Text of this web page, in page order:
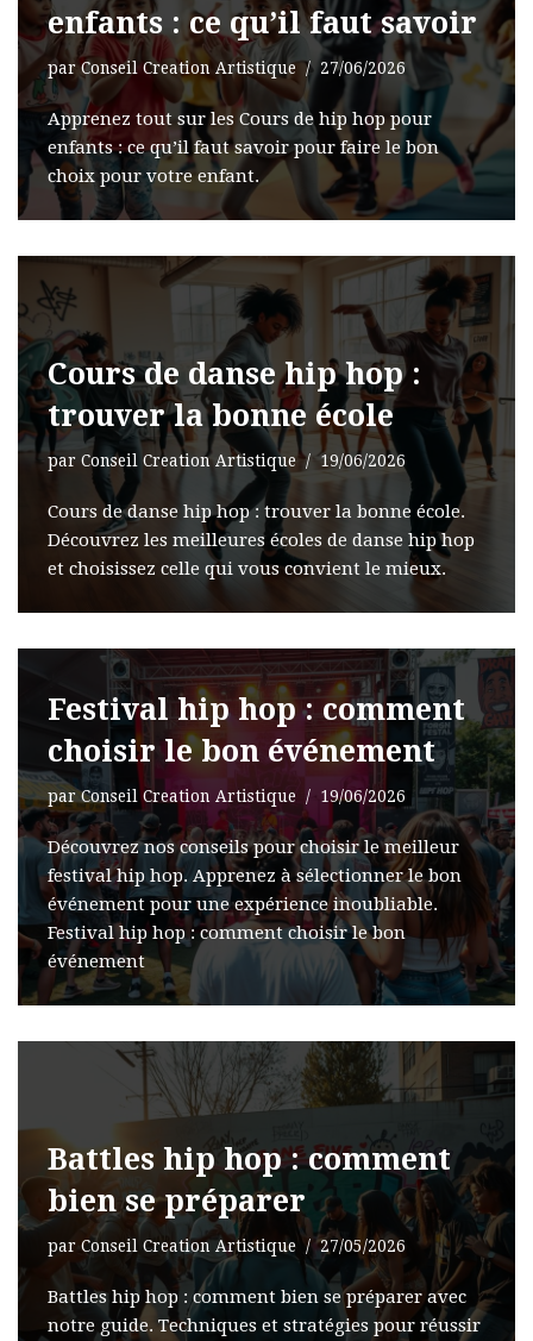
enfants : ce qu’il faut savoir
parConseil Creation Artistique 27/06/2026
Apprenez tout sur les Cours de hip hop pour
enfants : ce qu’il faut savoir pour faire le bon
choix pour votre enfant.
Cours de danse hip hop :
trouver la bonne école
par Conseil Creation Artistique 19/06/2026
Cours de danse hip hop : trouver la bonne école.
Découvrez les meilleures écoles de danse hip hop
et choisissez celle qui vous convient le mieux.
Festival hip hop : comment
choisir le bon événement
parConseil Creation Artistique 19/06/2026
Découvrez nos conseils pour choisir le meilleur
festival hip hop. Apprenez à sélectionner le bon
événement pour une expérience inoubliable.
Festival hip hop : comment choisir le bon
événement
Battles hip hop : comment
bien se préparer
par Conseil Creation Artistique 27/05/2026
Battles hip hop : comment bien se préparer avec
notre guide. Techniques et stratégies pour réussir